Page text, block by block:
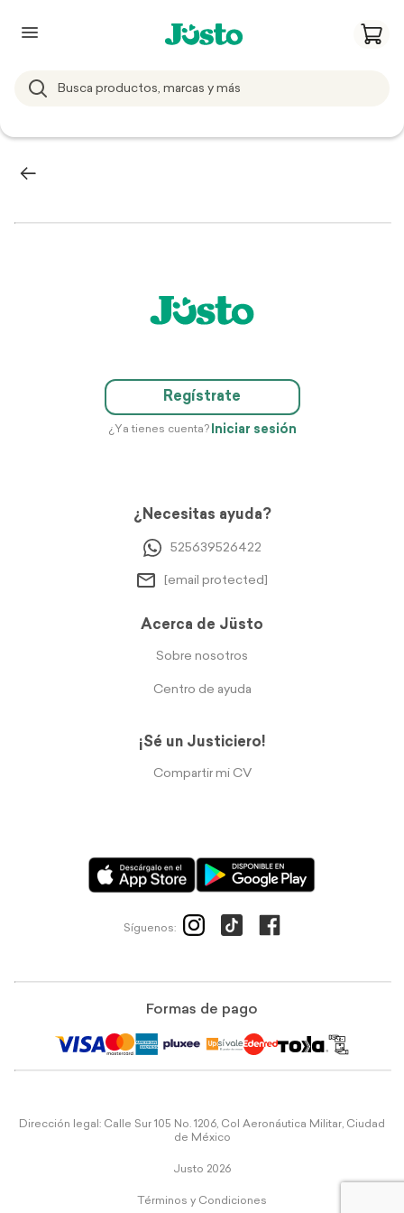
Regístrate
¿Ya tienes cuenta? Iniciar sesión
¿Necesitas ayuda?
525639526422
[email protected]
Acerca de Jüsto
Sobre nosotros
Centro de ayuda
¡Sé un Justiciero!
Compartir mi CV
Síguenos:
Formas de pago
Dirección legal: Calle Sur 105 No. 1206, Col Aeronáutica Militar, Ciudad
de México
Justo 2026
Términos y Condiciones